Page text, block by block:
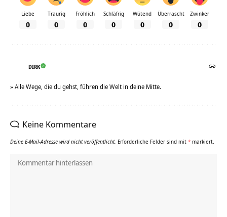
Liebe
0
Traurig
0
Fröhlich
0
Schläfrig
0
Wütend
0
Überrascht
0
Zwinker
0
DIRK
» Alle Wege, die du gehst, führen die Welt in deine Mitte.
Keine Kommentare
Deine E-Mail-Adresse wird nicht veröffentlicht. Erforderliche Felder sind mit * markiert.